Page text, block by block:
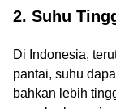
2. Suhu
Di Indonesia,
pantai, suhu
bahkan lebih